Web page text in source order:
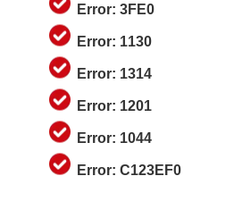
Error: 3FE0
Error: 1130
Error: 1314
Error: 1201
Error: 1044
Error: C123EF0